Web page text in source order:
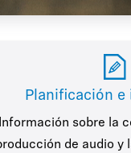
Planificación e
Información sobre la
de audio y